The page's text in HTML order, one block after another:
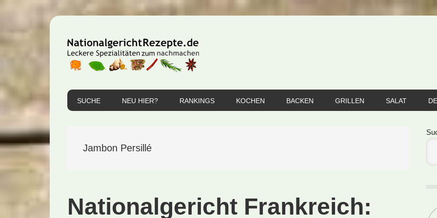
Hauptnavigation
SUCHE NEU HIER? RANKINGS KOCHEN BACKEN GRILLEN SALAT
Jambon Persillé
Nationalgericht Frankreich: